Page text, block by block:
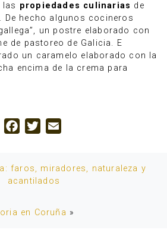
las propiedades culinarias de
De hecho algunos cocineros
un postre elaborado con
de pastoreo de Galicia. E
un caramelo elaborado con la
encima de la crema para
Facebook
Twitter
faros, miradores, naturaleza y
acantilados
en Coruña »